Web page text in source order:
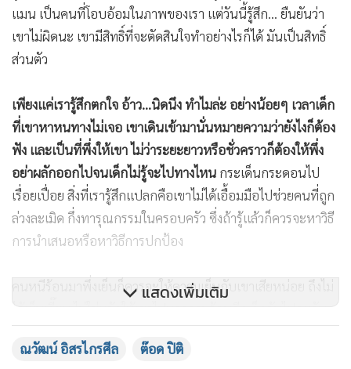
แมน เป็นคนที่โอบอ้อมในภาพของเรา แต่วันนี้รู้สึก... ยืนยันว่า
เขาไม่ผิดนะ เขามีสิทธิ์ที่จะตัดสินใจทำอย่างไรก็ได้ มันเป็นสิทธิ์
ส่วนตัว
เพียงแค่เรารู้สึกตกใจ อ้าว…นิดนึง ทำไมล่ะ อย่างน้อยๆ เวลาเด็ก
ที่เขาหาหนทางไม่เจอ เขาเดินเข้ามานั่นหมายความว่ายังไงก็ต้อง
ฟัง และเป็นที่พึ่งให้เขา ไม่ว่าระยะยาวหรือชั่วคราวก็ต้องให้พึ่ง
อย่าผลักออกไปจนเด็กไม่รู้จะไปทางไหน กระเด็นกระดอนไป
เรื่อยเปื่อย สิ่งที่เรารู้สึกแปลกคือเขาไม่ได้เอื้อมมือไปช่วยคนที่ถูก
ล่วงละเมิด กึ่งทารุณกรรมในครอบครัว ซึ่งถ้ารู้แล้วก็ควรจะหาวิธี
การนำเสนอหรือหาวิธีการปกป้อง
คนหนีร้อนมาพึ่งเย็นก็ควรจะให้ความเย็นกับเขาเสียหน่อย ถึงไม่
ได้เย็นเจี๊ยบ ไม่ใช่ผลักให้เขาไปหาความร้อนอีก ก็กลับไปคุยกับ
คุณแม่สิ มันจะร้อนยิ่งขึ้นไงเหมือนเรามาโรงพักตำรวจต้องให้
ความช่วยเหลือไปบอกตำรวจว่าถูกผัวทำร้าย แล้วตำรวจกลับ
แสดงเพิ่มเติม
ณวัฒน์ อิสรไกรศีล ต๊อด ปิติ